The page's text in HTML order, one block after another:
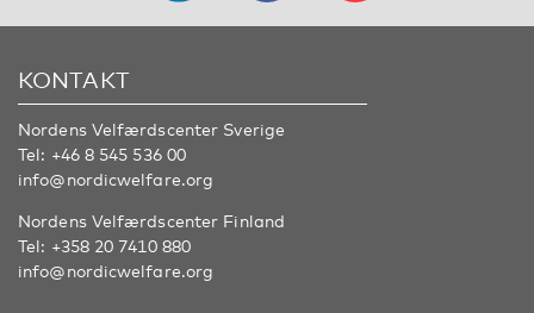
KONTAKT
Nordens Velfærdscenter Sverige
Tel: +46 8 545 536 00
info@nordicwelfare.org
Nordens Velfærdscenter Finland
Tel: +358 20 7410 880
info@nordicwelfare.org